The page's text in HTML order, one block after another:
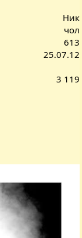
Ник
чол
613
25.07.12
3 119